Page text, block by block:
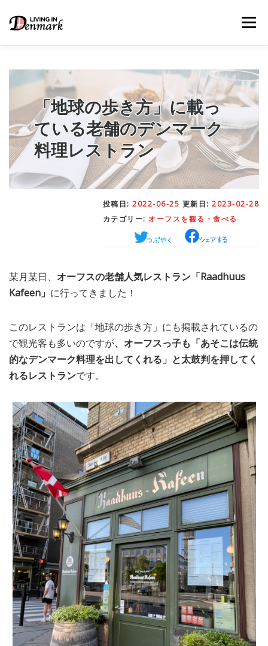
メニュー
LIFE TIPS – 生活便利帳 FOOD – ごはん事情
STUDY– 留学関連情報
WORK– デンマークの働き方
– 日本人の考察
MEDIA– メディア掲載 TRAVEL – 旅行
EVERYDAY– 日常ブログ
ABOUT US - サイトについて
「地球の歩き方」に載っ
ている老舗のデンマーク
料理レストラン
投稿日: 2022-06-25 更新日: 2023-02-28
カテゴリー: オーフスを観る・食べる
某月某日、 オーフスの老舗人気レストラン「Raadhuus
Kafeen」 に行ってきました！
このレストランは「地球の歩き方」にも掲載されているの
で観光客も多いのですが、オーフスっ子も「あそこは伝統
的なデンマーク料理を出してくれる」と太鼓判を押してく
れるレストランです。